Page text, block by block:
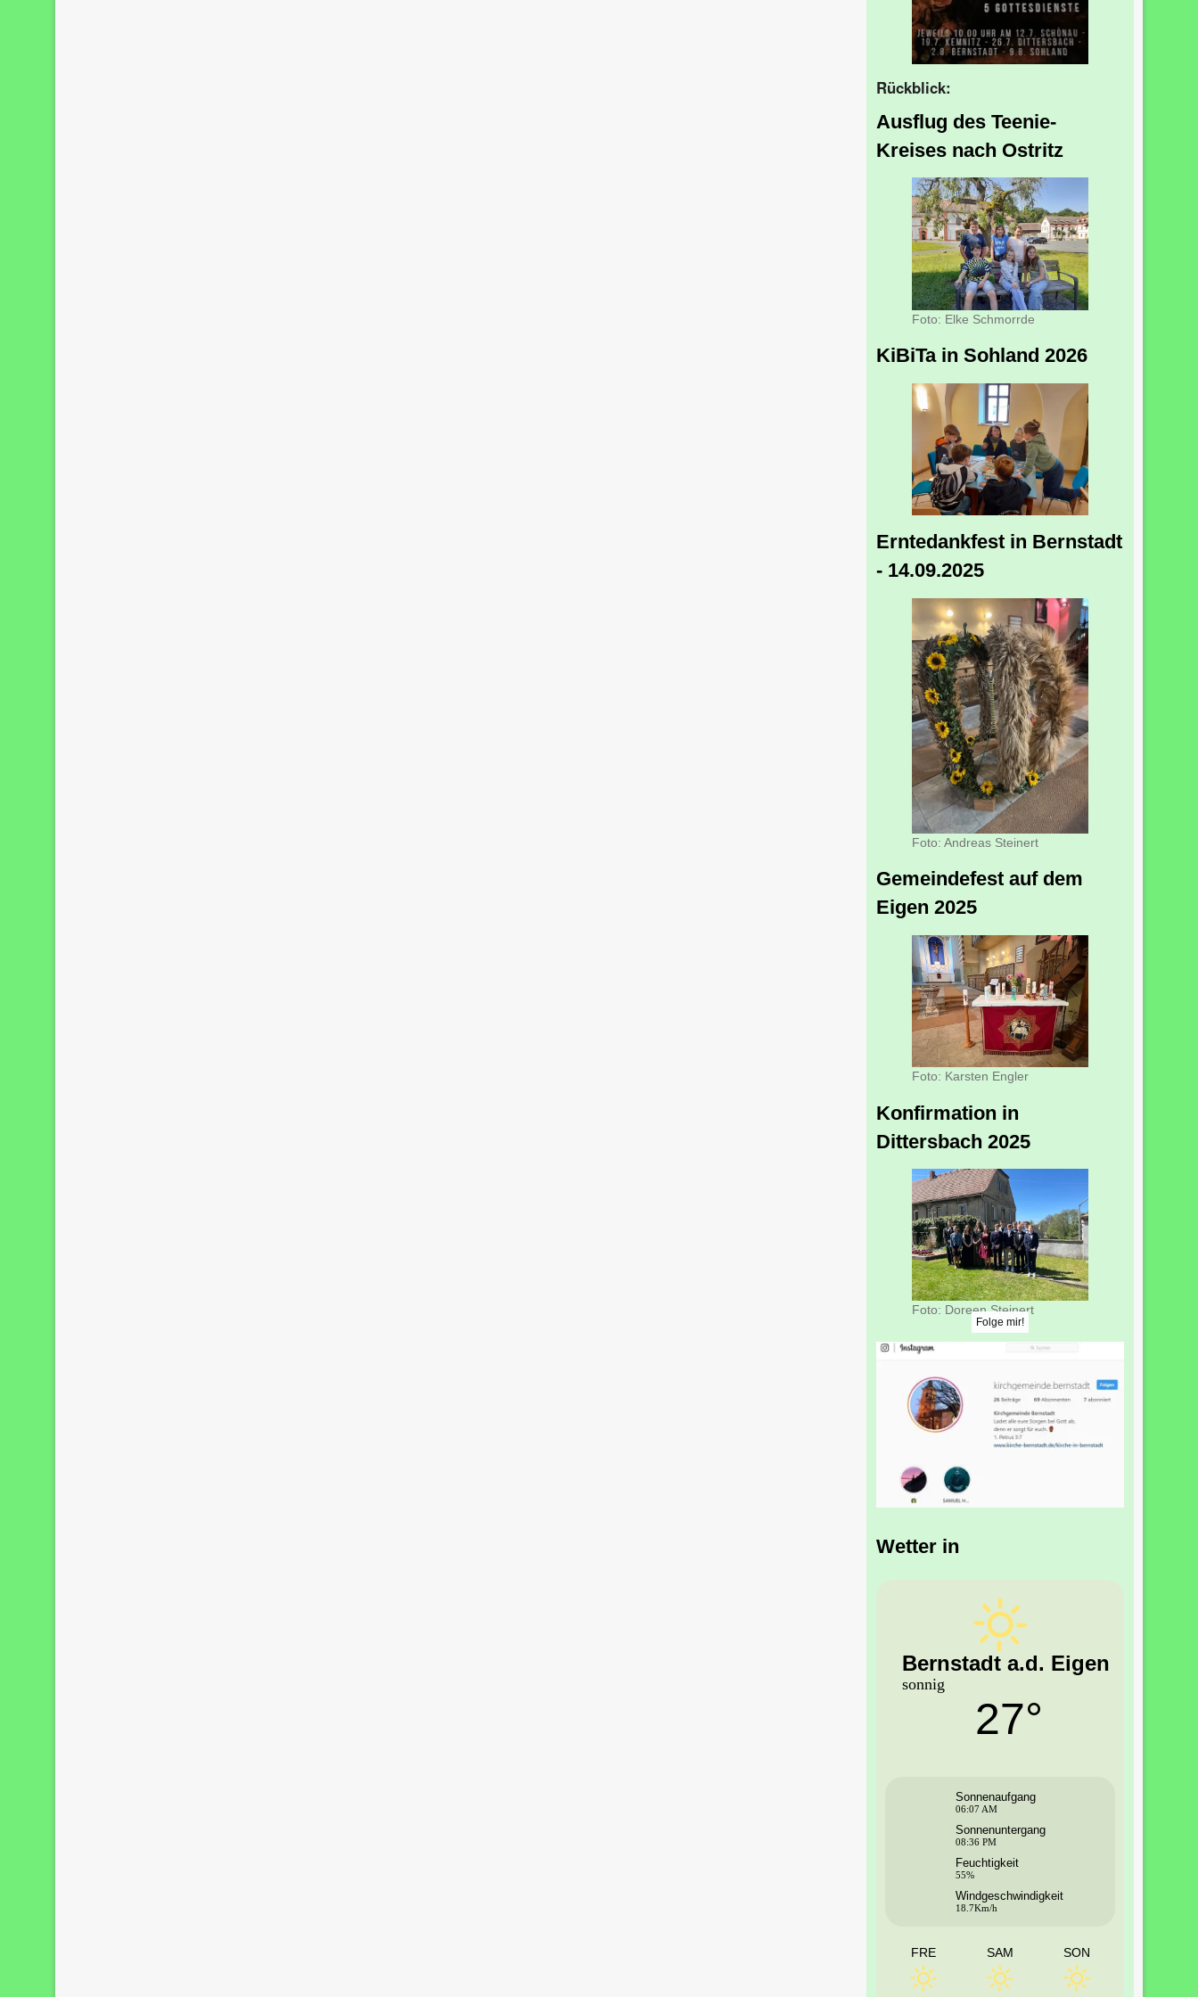
Rückblick:
Ausflug des Teenie-
Kreises nach Ostritz
Foto: Elke Schmorrde
KiBiTa in Sohland 2026
Erntedankfest in Bernstadt
- 14.09.2025
Foto: Andreas Steinert
Gemeindefest auf dem
Eigen 2025
Foto: Karsten Engler
Konfirmation in
Dittersbach 2025
Foto: Doreen Steinert
Folge mir!
Wetter in
Bernstadt a.d. Eigen
sonnig
27°
Sonnenaufgang
06:07 AM
Sonnenuntergang
08:36 PM
Feuchtigkeit
55%
Windgeschwindigkeit
18.7Km/h
FRE SAM SON